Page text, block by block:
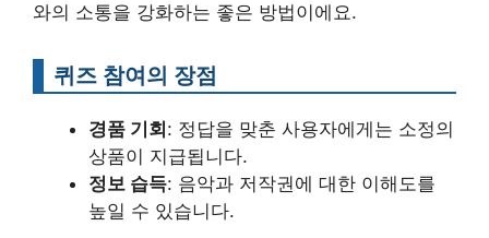
와의 소통을 강화하는 좋은 방법이에요.
퀴즈 참여의 장점
경품 기회 : 정답을 맞춘 사용자에게는 소정의
상품이 지급됩니다.
정보 습득: 음악과 저작권에 대한 이해도를
높일 수 있습니다.